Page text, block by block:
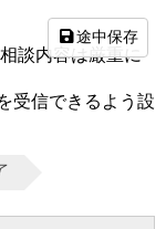
談内容は厳重に
受信できるよう設
途中保存